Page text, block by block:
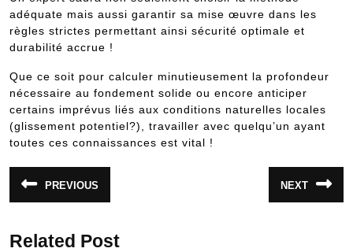
adéquate mais aussi garantir sa mise œuvre dans les
règles strictes permettant ainsi sécurité optimale et
durabilité accrue !
Que ce soit pour calculer minutieusement la profondeur
nécessaire au fondement solide ou encore anticiper
certains imprévus liés aux conditions naturelles locales
(glissement potentiel?), travailler avec quelqu’un ayant
toutes ces connaissances est vital !
Navigation
de
PREVIOUS
précédent
NEXT
suivant
Related Post